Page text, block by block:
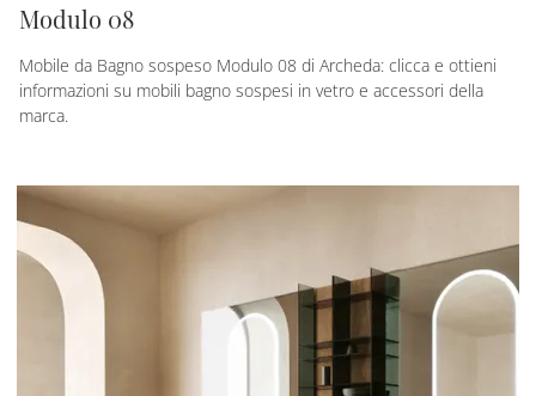
Modulo 08
Mobile da Bagno sospeso Modulo 08 di Archeda: clicca e ottieni
informazioni su mobili bagno sospesi in vetro e accessori della
marca.